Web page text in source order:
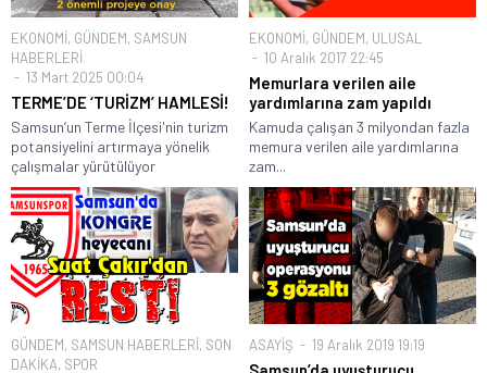
EKONOMİ, GÜNDEM, SAMSUN
HABERLERİ
13 Mart 2025 00:04
TERME’DE ‘TURİZM’ HAMLESİ!
Samsun’un Terme İlçesi'nin turizm
potansiyelini artırmaya yönelik
çalışmalar yürütülüyor
EKONOMİ, GÜNDEM, ULUSAL
10 Aralık 2017 22:45
Memurlara verilen aile
yardımlarına zam yapıldı
Kamuda çalışan 3 milyondan fazla
memura verilen aile yardımlarına
zam...
GÜNDEM, SAMSUN HABERLERİ, SON
DAKİKA, SPOR
ASAYİŞ 19 Aralık 2019 19:19